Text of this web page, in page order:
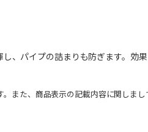
、パイプの詰まりも防ぎます。効
また、商品表示の記載内容に関しまし